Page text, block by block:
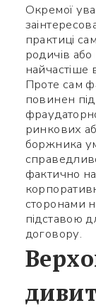
Окремої
практиці
родичів
найчастіше
Проте сам
повинен
ринкових
боржника
фактично
сторонами
підставою
договору.